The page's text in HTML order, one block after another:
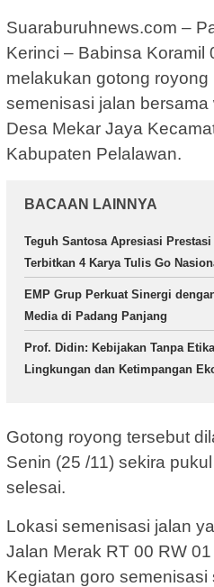
Suaraburuhnews.com –
Kerinci – Babinsa Koramil
melakukan gotong royong
semenisasi jalan bersama
Desa Mekar Jaya
Kabupaten Pelalawan.
BACAAN LAINNYA
Teguh Santosa Apresiasi
Terbitkan 4 Karya Tulis Go
EMP Grup Perkuat Sinergi
Media di Padang Panjang
Prof. Didin: Kebijakan Tanpa
Lingkungan dan Ketimpangan
Gotong royong tersebut
Senin (25 /11) sekira
selesai.
Lokasi semenisasi jalan
Jalan Merak RT 00 RW
Kegiatan goro